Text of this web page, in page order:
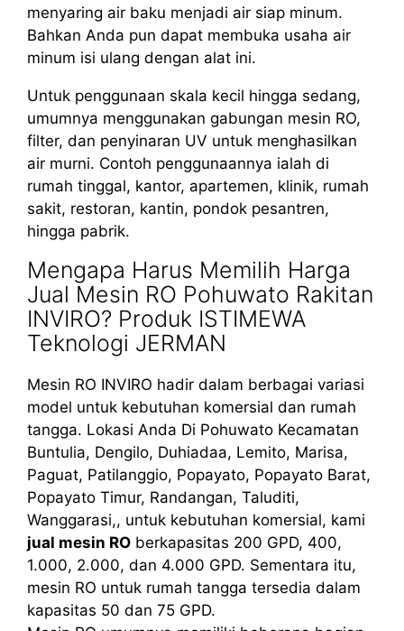
menyaring air baku menjadi air siap minum.
Bahkan Anda pun dapat membuka usaha air
minum isi ulang dengan alat ini.
Untuk penggunaan skala kecil hingga sedang,
umumnya menggunakan gabungan mesin RO,
filter, dan penyinaran UV untuk menghasilkan
air murni. Contoh penggunaannya ialah di
rumah tinggal, kantor, apartemen, klinik, rumah
sakit, restoran, kantin, pondok pesantren,
hingga pabrik.
Mengapa Harus Memilih Harga
Jual Mesin RO Pohuwato Rakitan
INVIRO? Produk ISTIMEWA
Teknologi JERMAN
Mesin RO INVIRO hadir dalam berbagai variasi
model untuk kebutuhan komersial dan rumah
tangga. Lokasi Anda Di Pohuwato Kecamatan
Buntulia, Dengilo, Duhiadaa, Lemito, Marisa,
Paguat, Patilanggio, Popayato, Popayato Barat,
Popayato Timur, Randangan, Taluditi,
Wanggarasi,, untuk kebutuhan komersial, kami
jual mesin RO berkapasitas 200 GPD, 400,
1.000, 2.000, dan 4.000 GPD. Sementara itu,
mesin RO untuk rumah tangga tersedia dalam
kapasitas 50 dan 75 GPD.